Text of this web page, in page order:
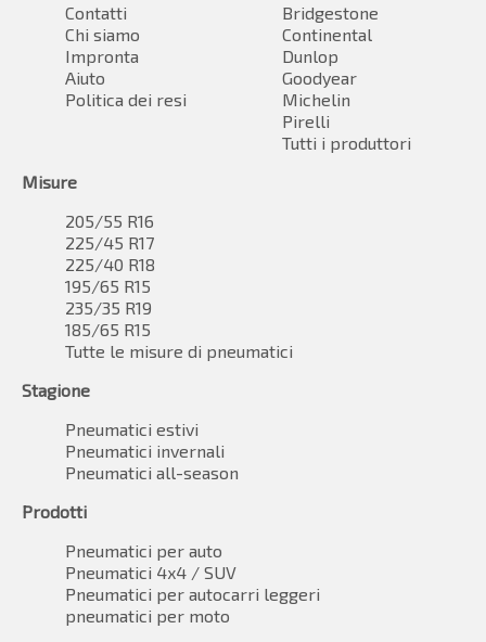
Contatti
Chi siamo
Impronta
Aiuto
Politica dei resi
Bridgestone
Continental
Dunlop
Goodyear
Michelin
Pirelli
Tutti i produttori
Misure
205/55 R16
225/45 R17
225/40 R18
195/65 R15
235/35 R19
185/65 R15
Tutte le misure di pneumatici
Stagione
Pneumatici estivi
Pneumatici invernali
Pneumatici all-season
Prodotti
Pneumatici per auto
Pneumatici 4x4 / SUV
Pneumatici per autocarri leggeri
pneumatici per moto